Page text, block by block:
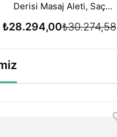
Derisi Masaj Aleti, Saç
Büyümesi için Kırmızı Işık
Terapisi Özelliğiyle
₺28.294,00₺30.274,58